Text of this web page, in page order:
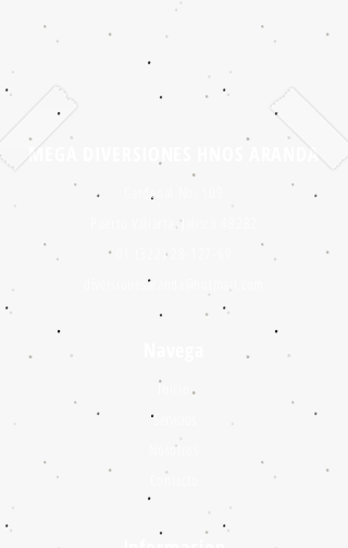
MEGA DIVERSIONES HNOS ARANDA
Cardenal No. 109
Puerto Vallarta, Jalisco 48282
01 (322) 28-127-69
diversionesaranda@hotmail.com
Inicio
Servicios
Nosotros
Contacto